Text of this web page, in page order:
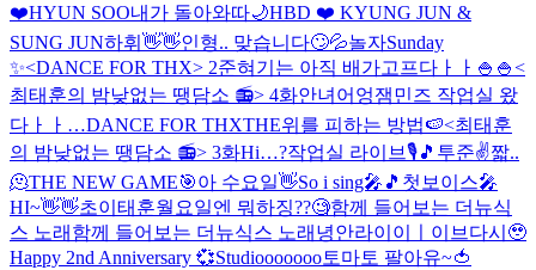
❤️HYUN SOO내가 돌아와따🌙HBD ❤️ KYUNG JUN &
SUNG JUN하휘👋👋인형.. 맞습니다🙄💦놀자Sunday
✨<DANCE FOR THX> 2준혀기는 아직 배가고프다ㅏㅏ🍚🍚<
최태훈의 밤낮없는 땡담소 📻> 4화안녀어엉잼민즈 작업실 왔
다ㅏㅏ…DANCE FOR THXTHE위를 피하는 방법🍉<최태훈
의 밤낮없는 땡담소 📻> 3화Hi…?작업실 라이브🎙🎵 투준✌️짧..
🫠THE NEW GAME🎯아 수요일👋So i sing🎤🎵 첫보이스🎤
HI~👋👋초이태훈월요일엔 뭐하징??🧐함께 들어보는 더뉴식
스 노래 함께 들어보는 더뉴식스 노래 녕안라이이ㅣ이브 다시🥹
Happy 2nd Anniversary 💞Studiooooooo토마토 팔아유~🍅